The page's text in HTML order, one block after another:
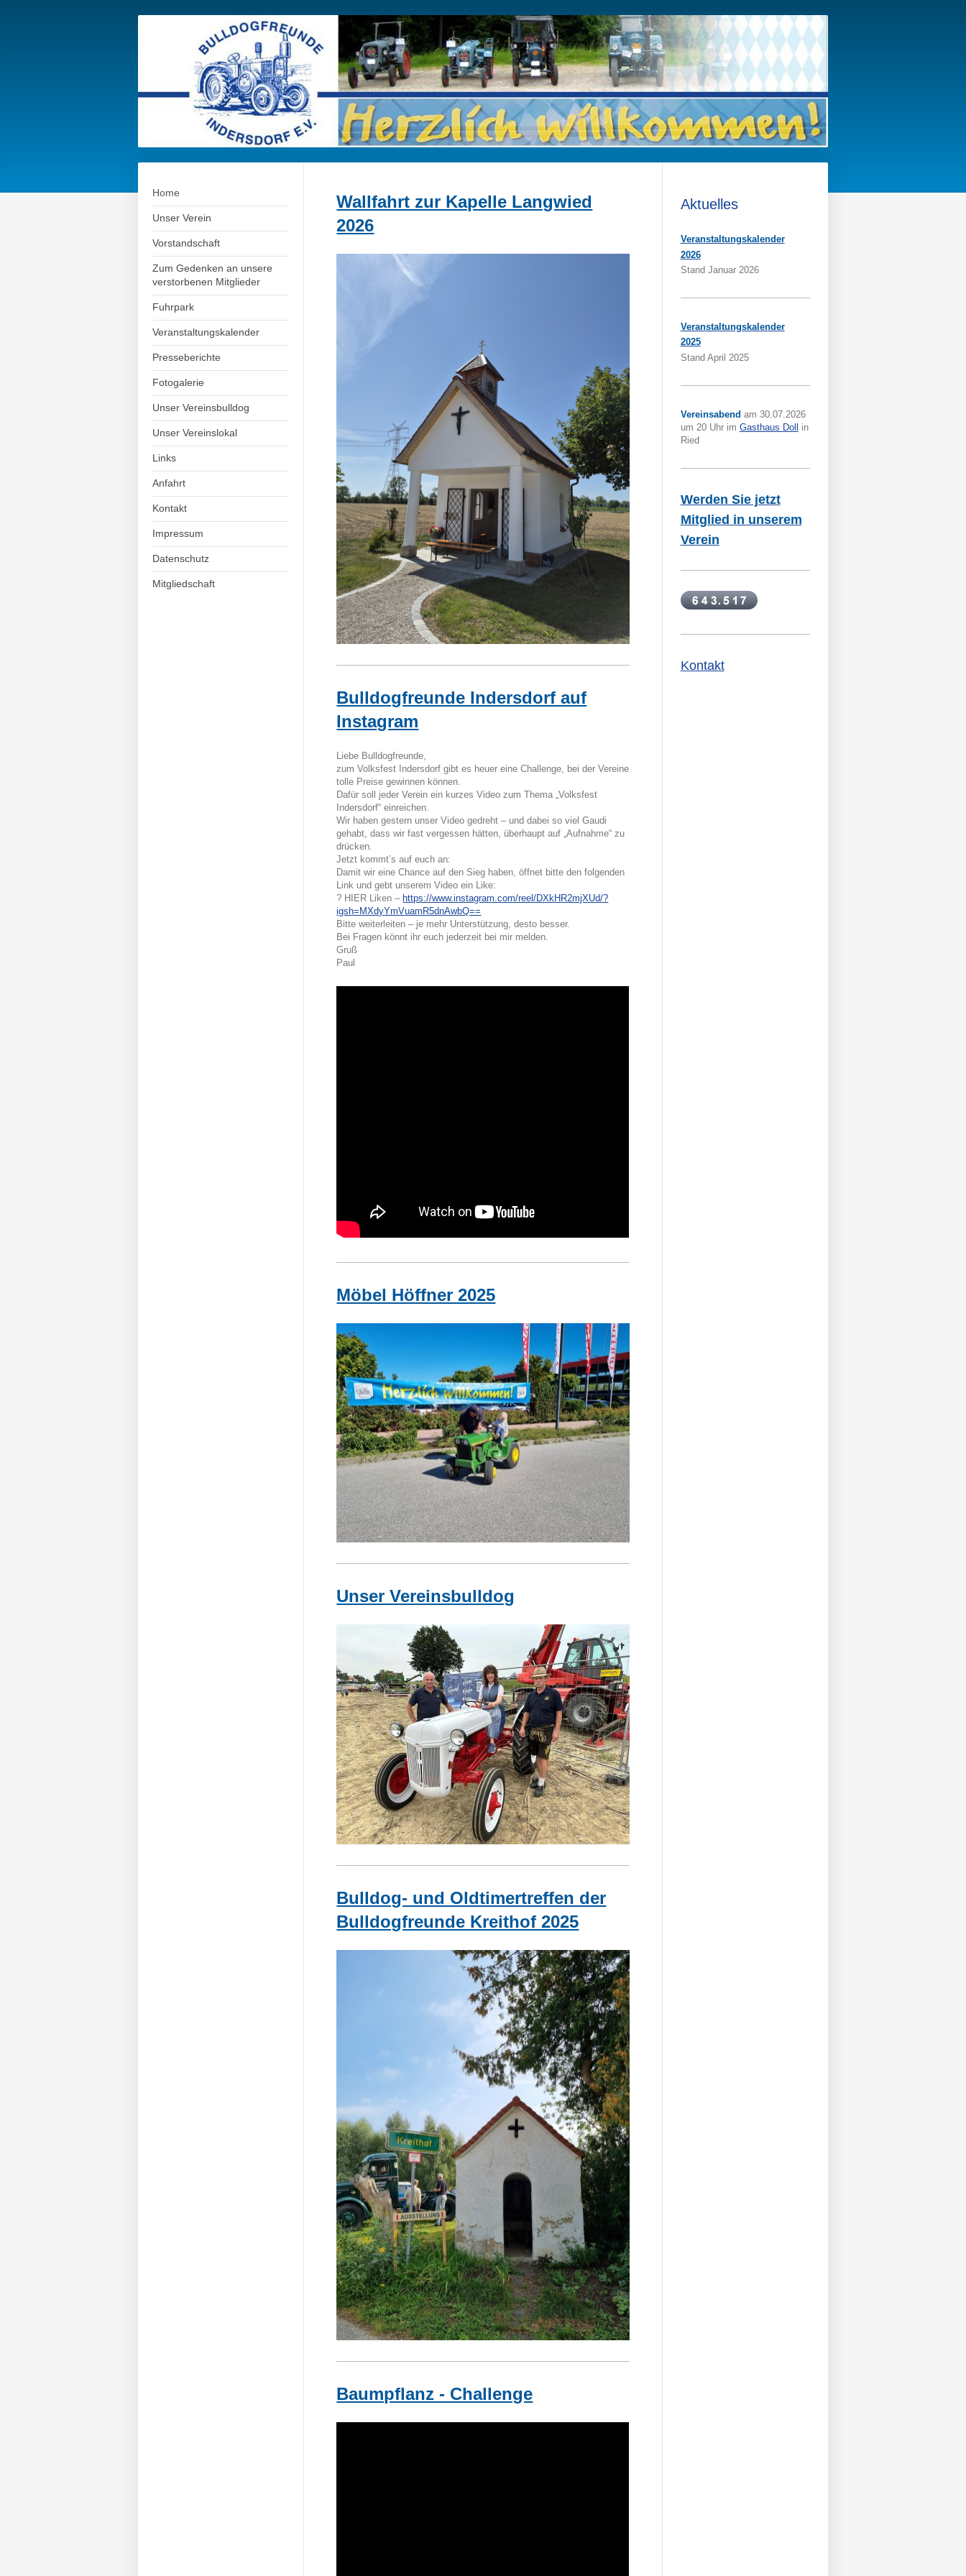
Home
Unser Verein
Vorstandschaft
Zum Gedenken an unsere
verstorbenen Mitglieder
Fuhrpark
Veranstaltungskalender
Presseberichte
Fotogalerie
Unser Vereinsbulldog
Unser Vereinslokal
Links
Anfahrt
Kontakt
Impressum
Datenschutz
Mitgliedschaft
Wallfahrt zur Kapelle Langwied
2026
Bulldogfreunde Indersdorf auf
Instagram
Liebe Bulldogfreunde,
zum Volksfest Indersdorf gibt es heuer eine Challenge, bei der Vereine
tolle Preise gewinnen können.
Dafür soll jeder Verein ein kurzes Video zum Thema „Volksfest
Indersdorf“ einreichen.
Wir haben gestern unser Video gedreht – und dabei so viel Gaudi
gehabt, dass wir fast vergessen hätten, überhaupt auf „Aufnahme“ zu
drücken.
Jetzt kommt’s auf euch an:
Damit wir eine Chance auf den Sieg haben, öffnet bitte den folgenden
Link und gebt unserem Video ein Like:
? HIER Liken – https://www.instagram.com/reel/DXkHR2mjXUd/?
igsh=MXdyYmVuamR5dnAwbQ==
Bitte weiterleiten – je mehr Unterstützung, desto besser.
Bei Fragen könnt ihr euch jederzeit bei mir melden.
Gruß
Paul
Möbel Höffner 2025
Unser Vereinsbulldog
Bulldog- und Oldtimertreffen der
Bulldogfreunde Kreithof 2025
Baumpflanz - Challenge
Aktuelles
Veranstaltungskalender
2026
Stand Januar 2026
Veranstaltungskalender
2025
Stand April 2025
Vereinsabend am 30.07.2026
um 20 Uhr im Gasthaus Doll
in
Ried
Werden Sie jetzt
Mitglied in unserem
Verein
Kontakt